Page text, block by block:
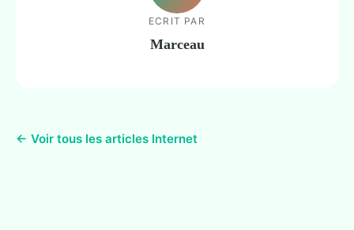
ECRIT PAR
Marceau
← Voir tous les articles Internet